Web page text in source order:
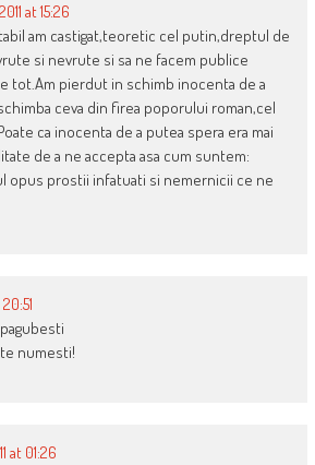
at 15:26
am castigat,teoretic cel putin,dreptul de
si nevrute si sa ne facem publice
tot.Am pierdut in schimb inocenta de a
ceva din firea poporului roman,cel
ca inocenta de a putea spera era mai
de a ne accepta asa cum suntem:
opus prostii infatuati si nemernicii ce ne
numesti!
at 01:26